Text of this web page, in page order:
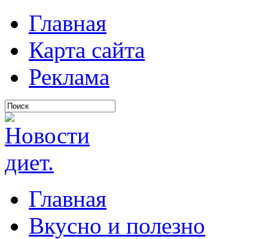
Главная
Карта сайта
Реклама
Главная
Вкусно и полезно